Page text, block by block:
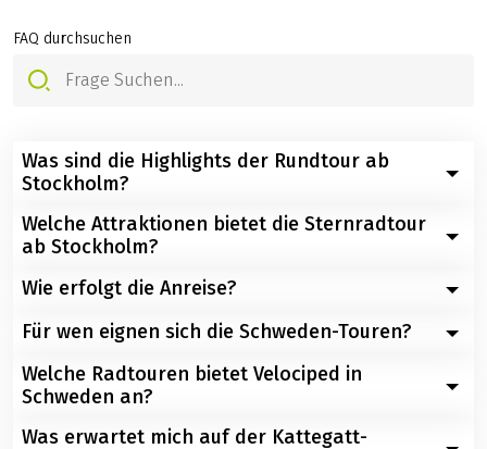
FAQ durchsuchen
Was sind die Highlights der Rundtour ab
Stockholm?
Entdecken Sie Schlösser wie Drottningholm und
Gripsholm, gemütliche Kleinstädte wie Mariefred und
Trosa, sowie das historische Stadtzentrum Stockholms.
Welche Attraktionen bietet die Sternradtour
ab Stockholm?
Schlösser, traumhafte Natur, faszinierende Museen (z.
idyllische Außenbezirke und Seenlandschaften.
Wie erfolgt die Anreise?
Flug nach Stockholm oder Göteborg bzw. Kopenhagen
Für wen eignen sich die Schweden-Touren?
Ideal für Kulturfans, Naturfreunde, Individualreisende
und Genussradler – mit Komfort, Service und
skandinavischer Ruhe.
Welche Radtouren bietet Velociped in
Schweden an?
Was erwartet mich auf der Kattegatt-